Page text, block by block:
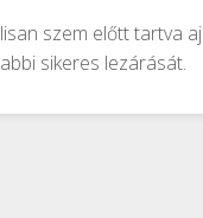
szem előtt tartva
sikeres lezárását.